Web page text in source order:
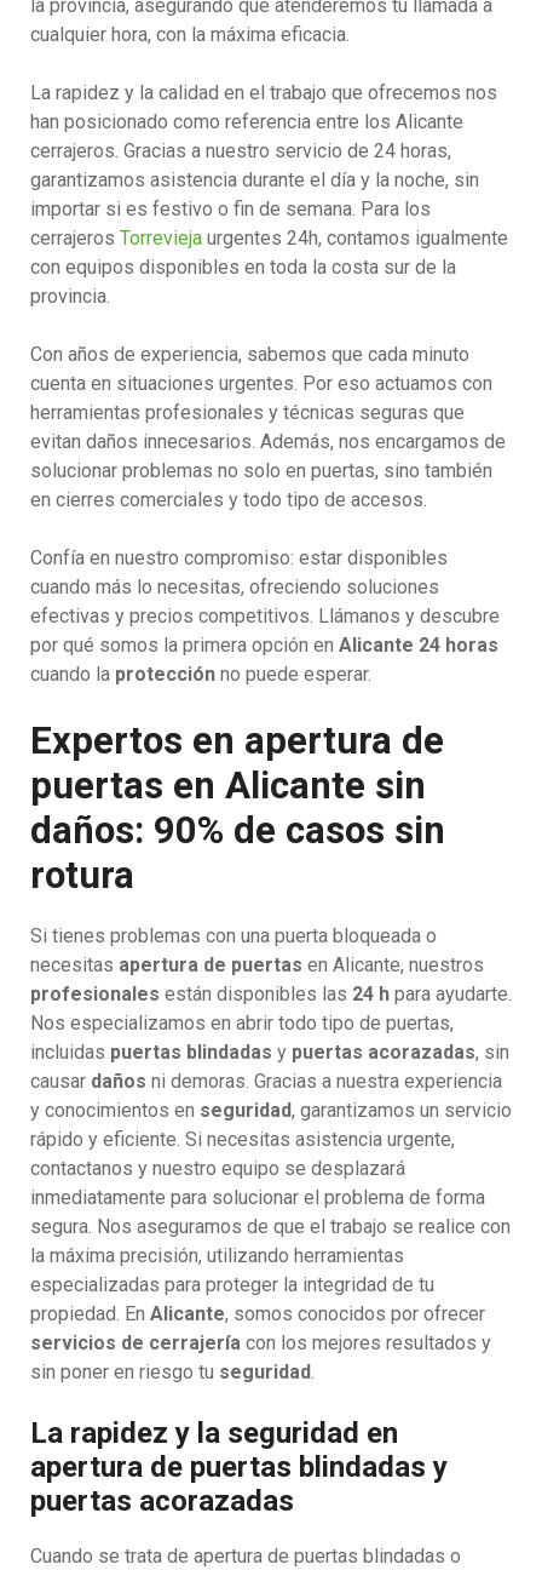
la provincia, asegurando que atenderemos tu llamada a
cualquier hora, con la máxima eficacia.
La rapidez y la calidad en el trabajo que ofrecemos nos
han posicionado como referencia entre los Alicante
cerrajeros. Gracias a nuestro servicio de 24 horas,
garantizamos asistencia durante el día y la noche, sin
importar si es festivo o fin de semana. Para los
cerrajeros Torrevieja urgentes 24h, contamos igualmente
con equipos disponibles en toda la costa sur de la
provincia.
Con años de experiencia, sabemos que cada minuto
cuenta en situaciones urgentes. Por eso actuamos con
herramientas profesionales y técnicas seguras que
evitan daños innecesarios. Además, nos encargamos de
solucionar problemas no solo en puertas, sino también
en cierres comerciales y todo tipo de accesos.
Confía en nuestro compromiso: estar disponibles
cuando más lo necesitas, ofreciendo soluciones
efectivas y precios competitivos. Llámanos y descubre
por qué somos la primera opción en Alicante 24 horas
cuando la protección no puede esperar.
Expertos en apertura de
puertas en Alicante sin
daños: 90% de casos sin
rotura
Si tienes problemas con una puerta bloqueada o
necesitas apertura de puertas en Alicante, nuestros
profesionales están disponibles las 24 h para ayudarte.
Nos especializamos en abrir todo tipo de puertas,
incluidas puertas blindadas y puertas acorazadas, sin
causar daños ni demoras. Gracias a nuestra experiencia
y conocimientos en seguridad, garantizamos un servicio
rápido y eficiente. Si necesitas asistencia urgente,
contactanos y nuestro equipo se desplazará
inmediatamente para solucionar el problema de forma
segura. Nos aseguramos de que el trabajo se realice con
la máxima precisión, utilizando herramientas
especializadas para proteger la integridad de tu
propiedad. En Alicante, somos conocidos por ofrecer
servicios de cerrajería con los mejores resultados y
sin poner en riesgo tu seguridad.
La rapidez y la seguridad en
apertura de puertas blindadas y
puertas acorazadas
Cuando se trata de apertura de puertas blindadas o